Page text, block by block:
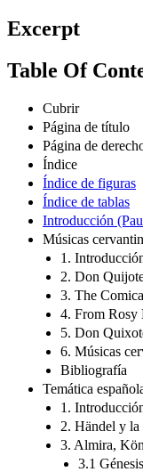
Excerpt
Table Of
Cubrir
Página de título
Página de
Índice
Índice de figuras
Índice de tablas
Introducción
Músicas
1.
2. Don
3. The
4. From Rosy
5. Don
6. Músicas
Bibliografía
Temática
1.
2. Händel y la
3. Almira,
3.1